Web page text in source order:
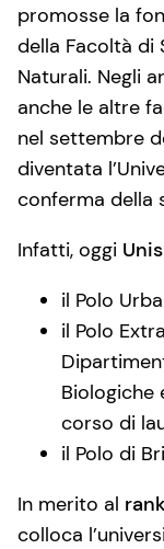
promosse la
della Facoltà di
Naturali. Negli
anche le altre
nel settembre
diventata
conferma della
Infatti, oggi
il Polo
il Polo
Biologiche
corso di
il Polo di
In merito al
colloca